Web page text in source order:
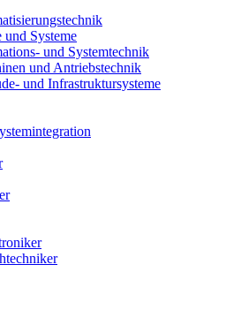
Systeme
und Systemtechnik
und Antriebstechnik
und Infrastruktursysteme